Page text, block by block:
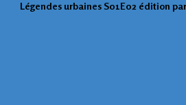
Légendes urbaines S01E02 édition